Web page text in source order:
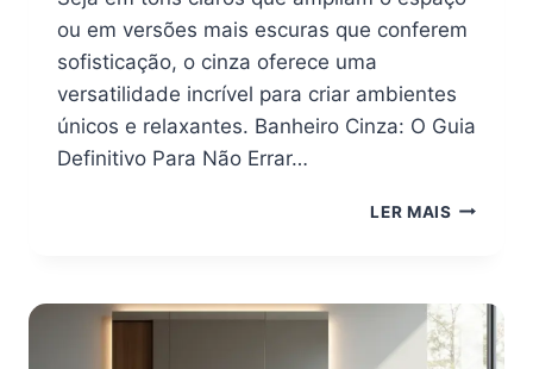
ou em versões mais escuras que conferem
sofisticação, o cinza oferece uma
versatilidade incrível para criar ambientes
únicos e relaxantes. Banheiro Cinza: O Guia
Definitivo Para Não Errar…
LER MAIS
PARA
NÃO